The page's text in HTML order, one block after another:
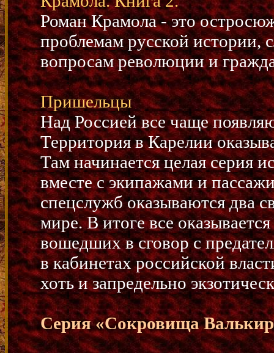
Роман Крамола - это
проблемам русской
вопросам революции и
Пришельцы
Над Россией все чаще
Территория в Карелии
Там начинается целая серия
вместе с экипажами и
спецслужб оказываются два
мире. В итоге все
вошедших в сговор с
в кабинетах российской
хоть и запредельно
Серия «Сокровища